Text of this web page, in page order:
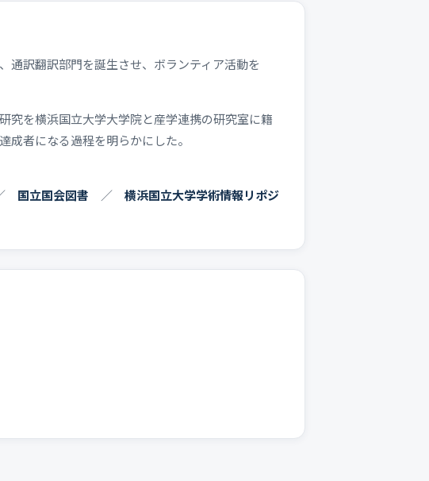
通訳翻訳部門を誕生させ、ボランティア活動を
究を横浜国立大学大学院と産学連携の研究室に籍
者になる過程を明らかにした。
国立国会図書 ／ 横浜国立大学学術情報リポジ